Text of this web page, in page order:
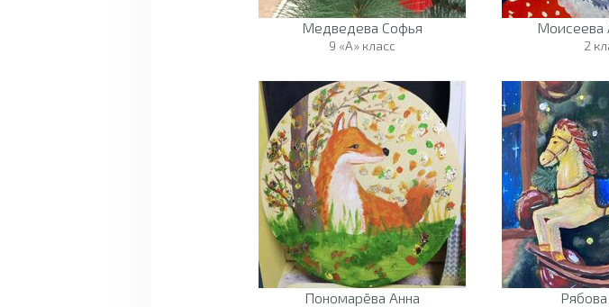
Медведева Софья
9 «А» класс
Моисеева
2
Пономарёва Анна